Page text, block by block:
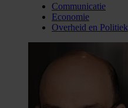
Communicatie
Economie
Overheid en Politiek